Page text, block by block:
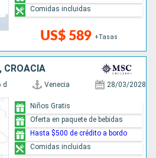
US$ 589 +Tasas
Comidas incluidas
CROACIA
d Venecia 28/03/2028
Niños Gratis
Oferta en paquete de bebidas
Hasta $500 de crédito a bordo
Comidas incluidas